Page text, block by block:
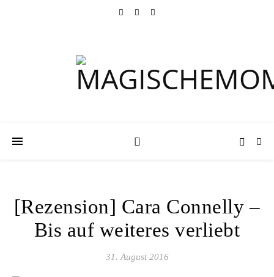
[Rezension] Cara Connelly –
Bis auf weiteres verliebt
31. August 2016